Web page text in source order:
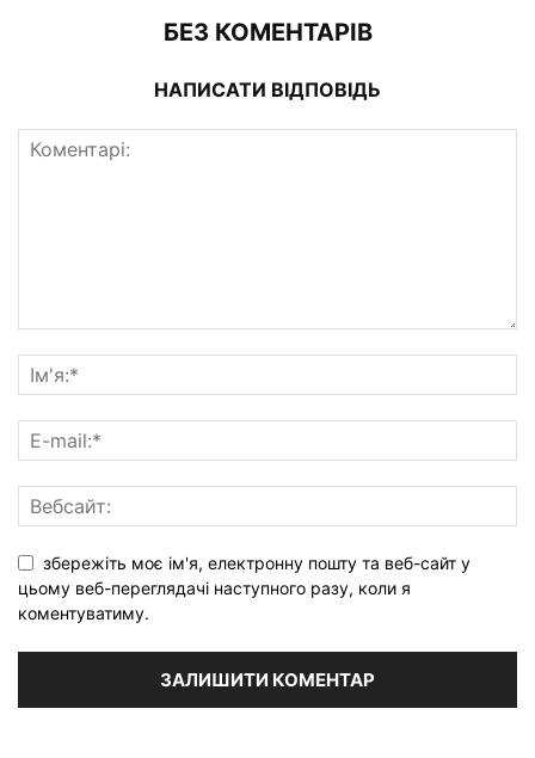
БЕЗ КОМЕНТАРІВ
НАПИСАТИ ВІДПОВІДЬ
збережіть моє ім'я, електронну пошту та веб-сайт у
цьому веб-переглядачі наступного разу, коли я
коментуватиму.